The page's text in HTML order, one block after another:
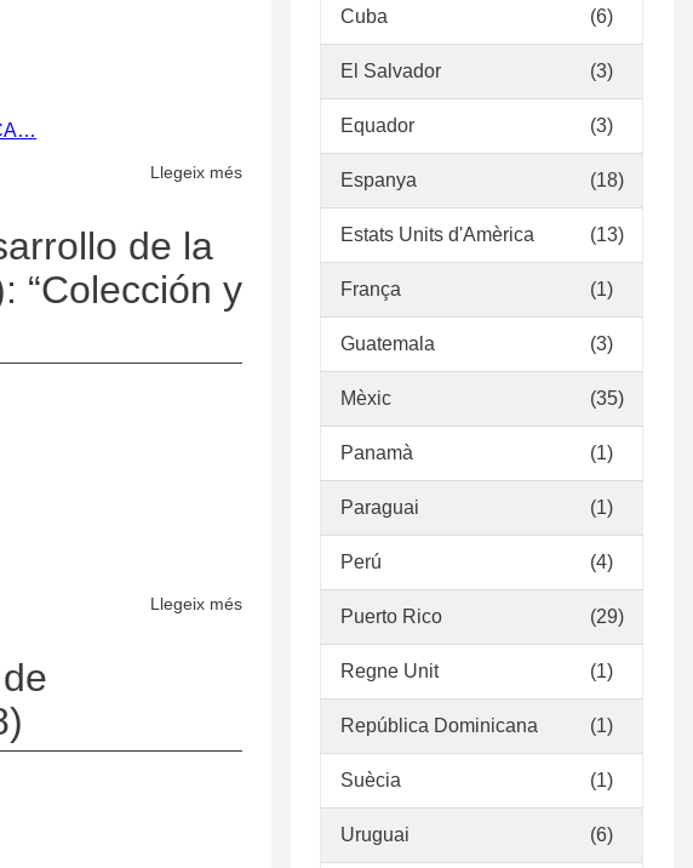
Llegeix méssobre
salud
de la
“Colección y
Llegeix méssobre
Jornada
Cuba (6)
El Salvador (3)
Equador (3)
Espanya (18)
Estats Units d'Amèrica (13)
França (1)
Guatemala (3)
Mèxic (35)
Panamà (1)
Paraguai (1)
Perú (4)
Puerto Rico (29)
Regne Unit (1)
República Dominicana (1)
Suècia (1)
Uruguai (6)